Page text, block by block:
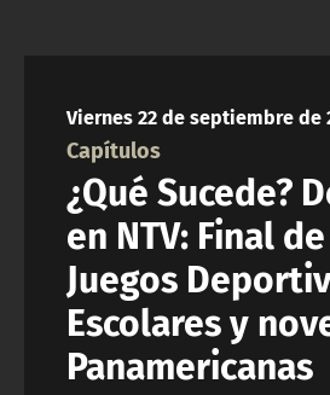
Viernes 22 de septiembre de
Capítulos
¿Qué Sucede?
en NTV: Final
Juegos
Escolares y
Panamericanas